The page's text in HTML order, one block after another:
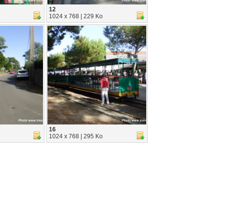
12
1024 x 768 | 229 Ko
16
1024 x 768 | 295 Ko